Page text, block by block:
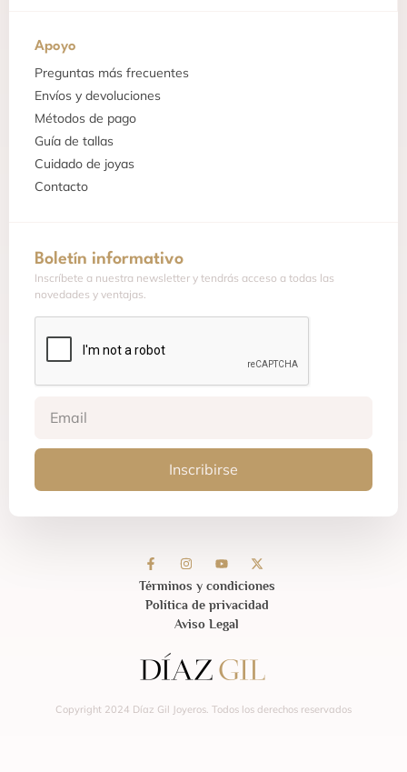
Apoyo
Preguntas más frecuentes
Envíos y devoluciones
Métodos de pago
Guía de tallas
Cuidado de joyas
Contacto
Boletín informativo
Inscríbete a nuestra newsletter y tendrás acceso a todas las
novedades y ventajas.
Inscribirse
Términos y condiciones
Política de privacidad
Aviso Legal
Copyright 2024 Díaz Gil Joyeros. Todos los derechos reservados